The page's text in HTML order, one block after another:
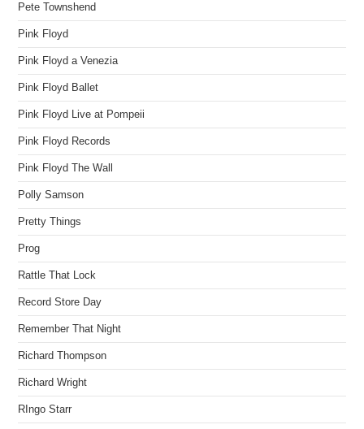
Pete Townshend
Pink Floyd
Pink Floyd a Venezia
Pink Floyd Ballet
Pink Floyd Live at Pompeii
Pink Floyd Records
Pink Floyd The Wall
Polly Samson
Pretty Things
Prog
Rattle That Lock
Record Store Day
Remember That Night
Richard Thompson
Richard Wright
RIngo Starr